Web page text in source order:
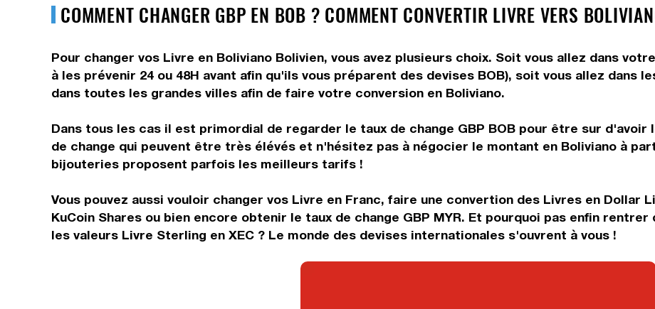
COMMENT CHANGER GBP EN BOB ? COMMENT CONVERTIR LIVRE VERS
Pour changer vos Livre en Boliviano Bolivien, vous avez plusieurs choix. Soit vous allez dans
à les prévenir 24 ou 48H avant afin qu'ils vous préparent des devises BOB), soit vous allez dans
dans toutes les grandes villes afin de faire votre conversion en Boliviano.
Dans tous les cas il est primordial de regarder le taux de change GBP BOB pour être sur
de change qui peuvent être très élévés et n'hésitez pas à négocier le montant en Boliviano à
bijouteries proposent parfois les meilleurs tarifs !
Vous pouvez aussi vouloir changer vos Livre en Franc, faire une convertion des Livres en Dollar
KuCoin Shares ou bien encore obtenir le taux de change GBP MYR. Et pourquoi pas enfin
les valeurs Livre Sterling en XEC ? Le monde des devises internationales s'ouvrent à vous !